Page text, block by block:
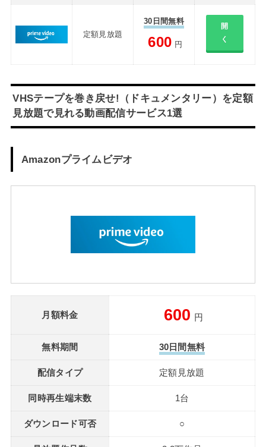
定額見放題
30日間無料
600 円
開
く
VHSテープを巻き戻せ!（ドキュメンタリー）を定額
見放題で見れる動画配信サービス1選
Amazonプライムビデオ
月額料金 600 円
無料期間 30日間無料
配信タイプ 定額見放題
同時再生端末数 1台
ダウンロード可否 ○